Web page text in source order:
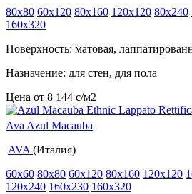
80x80 60x120 80x160 120x120 80x240
160x320
Поверхность: матовая,
Назначение: для стен, для пола
Цена от 8 144 c/м2
Ava Azul Macauba
AVA (Италия)
60x60 80x80 60x120 80x160 120x120
120x240 160x230 160x320